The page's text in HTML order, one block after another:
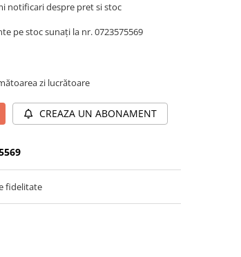
notificari despre pret si stoc
pe stoc sunați la nr. 0723575569
zi lucrătoare
CREAZA UN ABONAMENT
fidelitate